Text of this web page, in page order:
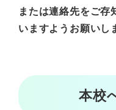
または連絡先をご存
いますようお願いし
本校